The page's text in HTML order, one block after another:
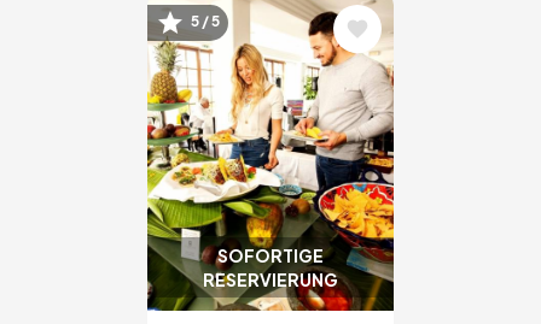
SOFORTIGE
RESERVIERUNG
Bild5 / 5